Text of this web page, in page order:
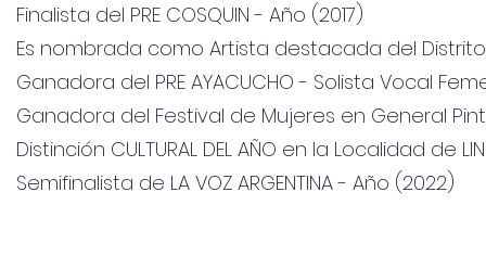
Finalista del PRE COSQUIN - Año (2017)
Es nombrada como Artista destacada del Distrito
Ganadora del PRE AYACUCHO - Solista Vocal
Ganadora del Festival de Mujeres en General
Distinción CULTURAL DEL AÑO en la Localidad de
Semifinalista de LA VOZ ARGENTINA - Año (2022)